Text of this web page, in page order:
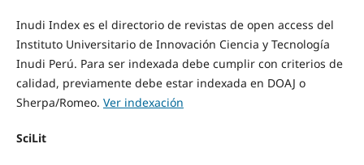
Inudi Index es el directorio de revistas de open access del
Instituto Universitario de Innovación Ciencia y Tecnología
Inudi Perú. Para ser indexada debe cumplir con criterios de
calidad, previamente debe estar indexada en DOAJ o
Sherpa/Romeo. Ver indexación
SciLit